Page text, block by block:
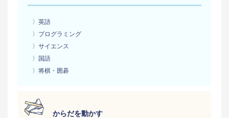
〉英語
〉プログラミング
〉サイエンス
〉国語
〉将棋・囲碁
からだを動かす